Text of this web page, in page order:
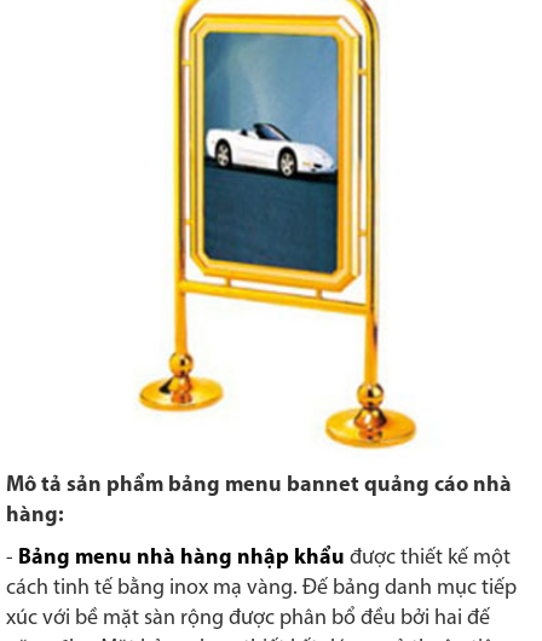
Mô tả sản phẩm bảng menu bannet quảng cáo nhà
hàng:
- Bảng menu nhà hàng nhập khẩu được thiết kế một
cách tinh tế bằng inox mạ vàng. Đế bảng danh mục tiếp
xúc với bề mặt sàn rộng được phân bổ đều bởi hai đế